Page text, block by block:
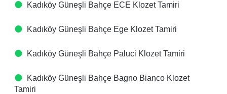
Kadıköy Güneşli Bahçe ECE Klozet Tamiri
Kadıköy Güneşli Bahçe Ege Klozet Tamiri
Kadıköy Güneşli Bahçe Paluci Klozet Tamiri
Kadıköy Güneşli Bahçe Bagno Bianco Klozet
Tamiri